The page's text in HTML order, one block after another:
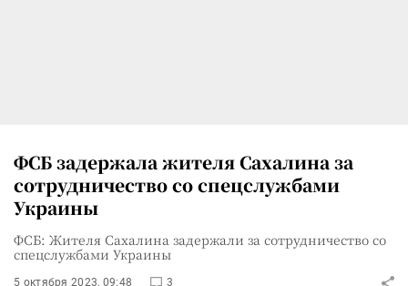
ФСБ задержала жителя Сахалина за
сотрудничество со спецслужбами
Украины
ФСБ: Жителя Сахалина задержали за сотрудничество со
спецслужбами Украины
5 октября 2023, 09:48 3